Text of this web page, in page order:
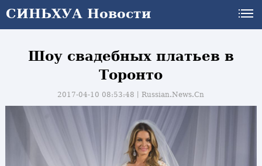
СИНЬХУА Новости
Шоу свадебных платьев в
Торонто
2017-04-10 08:53:48丨Russian.News.Cn